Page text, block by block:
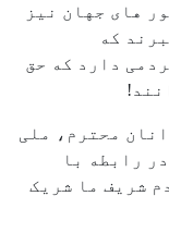
های جهان نیز
که
دارد که حق
محترم، ملی
رابطه با
شریف ما شریک